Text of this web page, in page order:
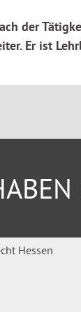
der
Er ist